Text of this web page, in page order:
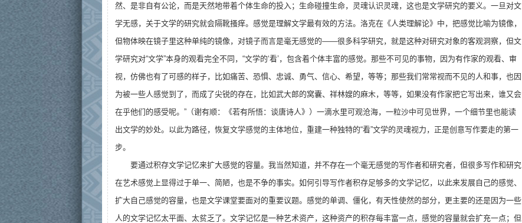
然、是非自有公论，而是天然地带着个体生命的投入；生命碰撞生命，灵魂认识灵魂，这也是文学研究的要义。一旦对文
学无感，关于文学的研究就会隔靴搔痒。感觉是理解文学最有效的方法。洛克在《人类理解论》中，把感觉比喻为镜像，
但物体映在镜子里这种单纯的镜像，对镜子而言是毫无感觉的——很多科学研究，就是这种对研究对象的客观洞察，但文
学研究对“文学”本身的观看完全不同，“文学的‘看’，包含着个体丰富的感觉。那些不可见的事物，因为有作家的观看、审
视，仿佛也有了可感的样子，比如痛苦、恐惧、忠诚、勇气、信心、希望，等等；那些我们常常视而不见的人和事，也因
为被一些人感觉到了，而成了尖锐的存在，比如武大郎的窝囊、祥林嫂的麻木，等等，如果没有作家把它写出来，谁又会
在乎他们的感受呢。”（谢有顺：《若有所悟：谈唐诗人》）一滴水里可观沧海，一粒沙中可见世界，一个细节里也能读
出文学的妙处。以此为路径，恢复文学感觉的主体地位，重建一种独特的“看”文学的灵魂视力，正是创意写作要走的第一
步。
要通过积存文学记忆来扩大感觉的容量。我当然知道，并不存在一个毫无感觉的写作者和研究者，但很多写作和研究
在艺术感觉上显得过于单一、简陋，也是不争的事实。如何引导写作者积存足够多的文学记忆，以此来发展自己的感觉、
扩大自己感觉的容量，也是文学课堂要面对的重要议题。感觉的单调、僵化，有天性使然的部分，更主要的还是因为一些
人的文学记忆太平面、太贫乏了。文学记忆是一种艺术资产，这种资产的积存每丰富一点，感觉的容量就会扩充一点；但